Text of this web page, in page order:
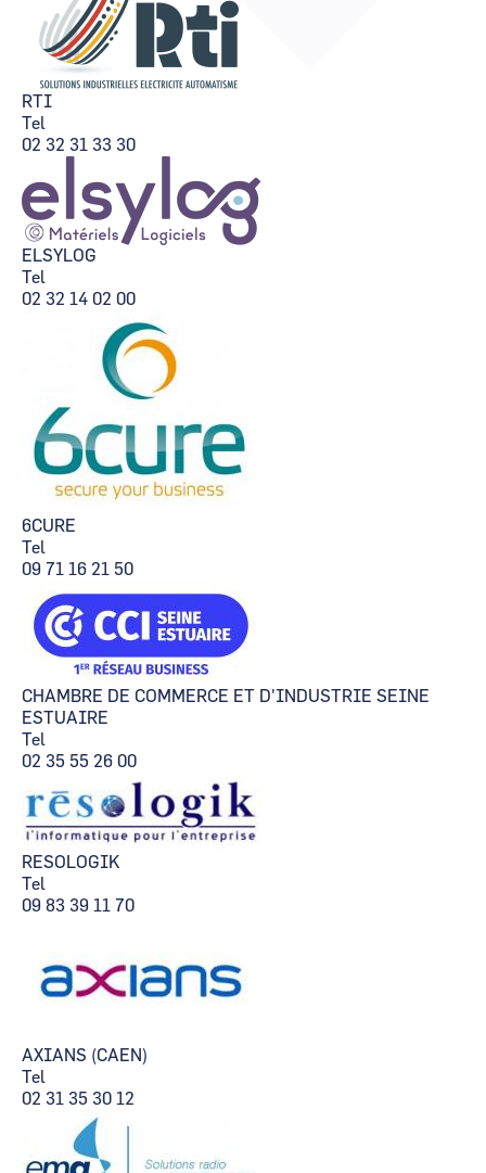
CCI Business
Pays de la Loire
CCI Business
Pays de la Loire
RTI
Tel
02 32 31 33 30
ELSYLOG
Tel
02 32 14 02 00
6CURE
Tel
09 71 16 21 50
CHAMBRE DE COMMERCE ET D'INDUSTRIE SEINE
ESTUAIRE
Tel
02 35 55 26 00
RESOLOGIK
Tel
09 83 39 11 70
AXIANS (CAEN)
Tel
02 31 35 30 12